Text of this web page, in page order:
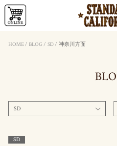
HOME/ BLOG / SD / 神奈川方面
SD
SD